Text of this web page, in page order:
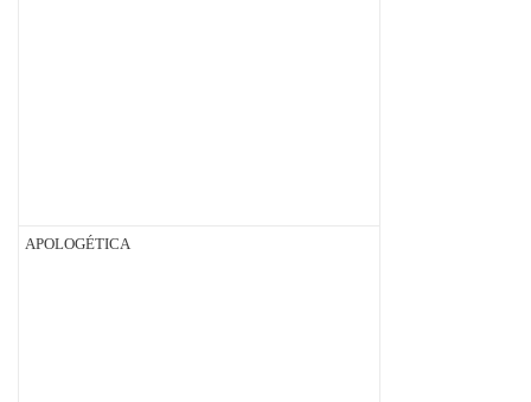
APOLOGÉTICA